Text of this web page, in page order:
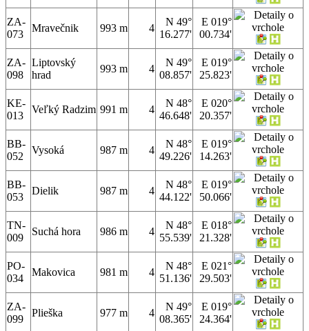
ZA-
073
Mravečnik 993 m 4
N 49°
16.277'
E 019°
00.734'
ZA-
098
Liptovský
hrad
993 m 4
N 49°
08.857'
E 019°
25.823'
KE-
013
Veľký Radzim 991 m 4
N 48°
46.648'
E 020°
20.357'
BB-
052
Vysoká 987 m 4
N 48°
49.226'
E 019°
14.263'
BB-
053
Dielik 987 m 4
N 48°
44.122'
E 019°
50.066'
TN-
009
Suchá hora 986 m 4
N 48°
55.539'
E 018°
21.328'
PO-
034
Makovica 981 m 4
N 48°
51.136'
E 021°
29.503'
ZA-
099
Plieška 977 m 4
N 49°
08.365'
E 019°
24.364'